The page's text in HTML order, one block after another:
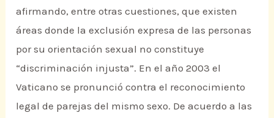
afirmando, entre otras cuestiones, que existen
áreas donde la exclusión expresa de las personas
por su orientación sexual no constituye
“discriminación injusta”. En el año 2003 el
Vaticano se pronunció contra el reconocimiento
legal de parejas del mismo sexo. De acuerdo a las